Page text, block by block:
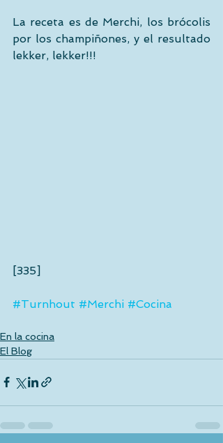
La receta es de Merchi, los brócolis
por los champiñones, y el resultado
lekker, lekker!!!
[335]
#Turnhout #Merchi #Cocina
En la cocina
El Blog